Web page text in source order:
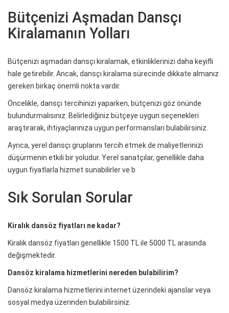
Bütçenizi Aşmadan Dansçı
Kiralamanın Yolları
Bütçenizi aşmadan dansçı kiralamak, etkinliklerinizi daha keyifli
hale getirebilir. Ancak, dansçı kiralama sürecinde dikkate almanız
gereken birkaç önemli nokta vardır.
Öncelikle, dansçı tercihinizi yaparken, bütçenizi göz önünde
bulundurmalısınız. Belirlediğiniz bütçeye uygun seçenekleri
araştırarak, ihtiyaçlarınıza uygun performansları bulabilirsiniz.
Ayrıca, yerel dansçı gruplarını tercih etmek de maliyetlerinizi
düşürmenin etkili bir yoludur. Yerel sanatçılar, genellikle daha
uygun fiyatlarla hizmet sunabilirler ve b
Sık Sorulan Sorular
Kiralık dansöz fiyatları ne kadar?
Kiralık dansöz fiyatları genellikle 1500 TL ile 5000 TL arasında
değişmektedir.
Dansöz kiralama hizmetlerini nereden bulabilirim?
Dansöz kiralama hizmetlerini internet üzerindeki ajanslar veya
sosyal medya üzerinden bulabilirsiniz.